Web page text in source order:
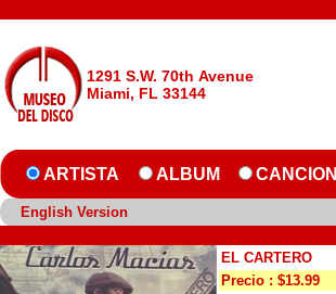
1291 S.W. 70th Avenue
Miami, FL 33144
ARTISTA ALBUM CANCION
English Version
EL CARTERO
Precio : $13.99